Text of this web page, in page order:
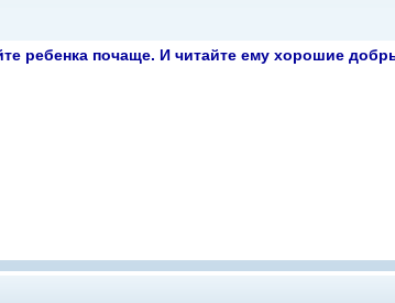
ребенка почаще. И читайте ему хорошие